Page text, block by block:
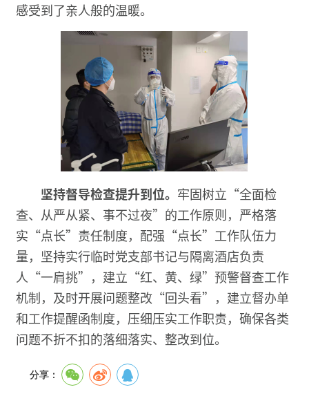
感受到了亲人般的温暖。
坚持督导检查提升到位。 牢固树立“全面检
查、从严从紧、事不过夜”的工作原则，严格落
实“点长”责任制度，配强“点长”工作队伍力
量，坚持实行临时党支部书记与隔离酒店负责
人“一肩挑”，建立“红、黄、绿”预警督查工作
机制，及时开展问题整改“回头看”，建立督办单
和工作提醒函制度，压细压实工作职责，确保各类
问题不折不扣的落细落实、整改到位。
分享：